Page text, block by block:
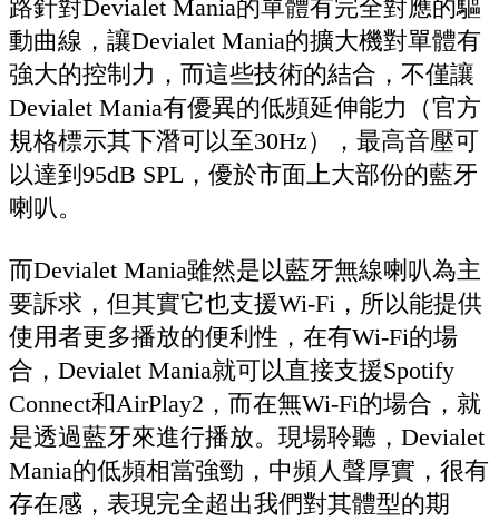
路針對Devialet Mania的單體有完全對應的驅
動曲線，讓Devialet Mania的擴大機對單體有
強大的控制力，而這些技術的結合，不僅讓
Devialet Mania有優異的低頻延伸能力（官方
規格標示其下潛可以至30Hz），最高音壓可
以達到95dB SPL，優於市面上大部份的藍牙
喇叭。
而Devialet Mania雖然是以藍牙無線喇叭為主
要訴求，但其實它也支援Wi-Fi，所以能提供
使用者更多播放的便利性，在有Wi-Fi的場
合，Devialet Mania就可以直接支援Spotify
Connect和AirPlay2，而在無Wi-Fi的場合，就
是透過藍牙來進行播放。現場聆聽，Devialet
Mania的低頻相當強勁，中頻人聲厚實，很有
存在感，表現完全超出我們對其體型的期